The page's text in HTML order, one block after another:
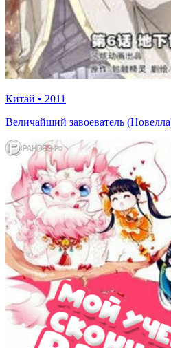
Китай • 2011
Величайший завоеватель